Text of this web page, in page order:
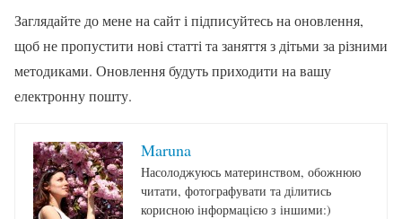
Заглядайте до мене на сайт і підписуйтесь на оновлення,
щоб не пропустити нові статті та заняття з дітьми за різними
методиками. Оновлення будуть приходити на вашу
електронну пошту.
Maruna
Насолоджуюсь материнством, обожнюю
читати, фотографувати та ділитись
корисною інформацією з іншими:)